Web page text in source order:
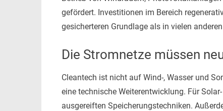
gefördert. Investitionen im Bereich
gesicherteren Grundlage als in vielen
Die Stromnetze müssen
Cleantech ist nicht auf Wind-, Wasser und
eine technische Weiterentwicklung. Für
ausgereiften Speicherungstechniken.